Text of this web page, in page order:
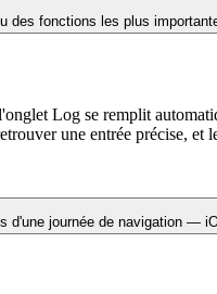
Log se remplit
une entrée précise,